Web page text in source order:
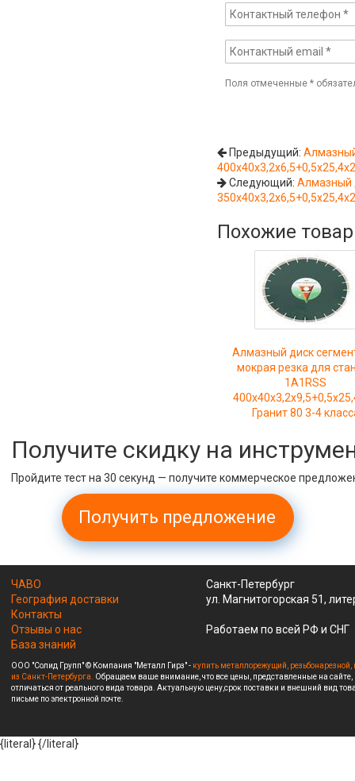
Поля отмеченные*
Предыдущий:
Следующий:Алмазный
Похожие
Алмазный диск
мокрая резка для
1A1RSS
Гранит 80 3-4
Получите скидку на
Пройдите тест на 30 секунд — получите коммерческое
Получить предложение
ЧАВО
География доставки
Контакты
Отзывы о нас
База знаний
Санкт-Петербург
ул. Магнитогорская 51,
Работаем по всей РФ и СНГ
ООО "Солид Групп" © Компания "Металл Гирз" - купить металлорежущий,
из Санкт-Петербурга. Обращаем ваше внимание, что все цены, представленные на
отличаться от реального вида товара. Актуальную цену,срок поставки и внешний вид
письме по электронной почте.
{literal}{/literal}